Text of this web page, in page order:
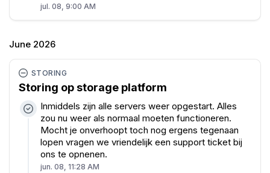
jul. 08, 9:00 AM
June 2026
STORING
Storing op storage platform
Inmiddels zijn alle servers weer opgestart. Alles
zou nu weer als normaal moeten functioneren.
Mocht je onverhoopt toch nog ergens tegenaan
lopen vragen we vriendelijk een support ticket bij
ons te opnenen.
jun. 08, 11:28 AM